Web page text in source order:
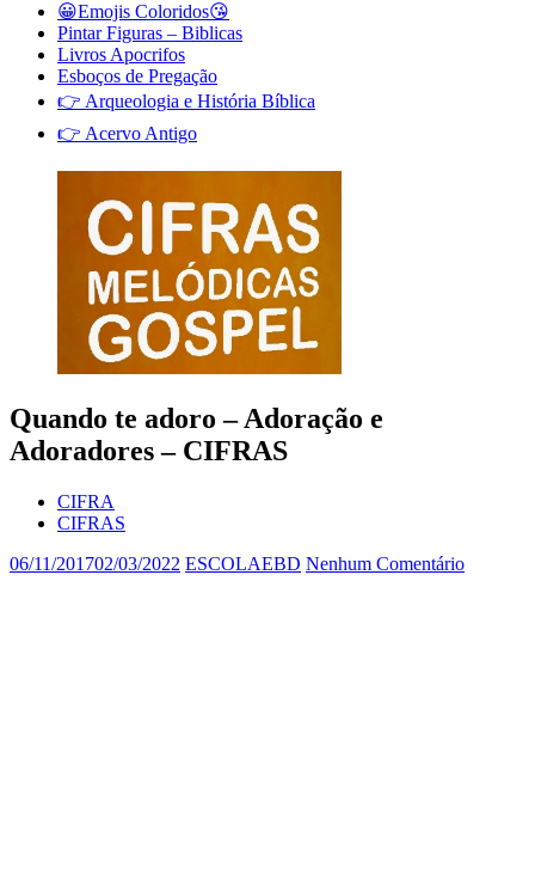
😀Emojis Coloridos😘
Pintar Figuras – Biblicas
Livros Apocrifos
Esboços de Pregação
👉 Arqueologia e História Bíblica
👉 Acervo Antigo
Quando te adoro – Adoração e
Adoradores – CIFRAS
CIFRA
CIFRAS
06/11/201702/03/2022 ESCOLAEBD Nenhum Comentário